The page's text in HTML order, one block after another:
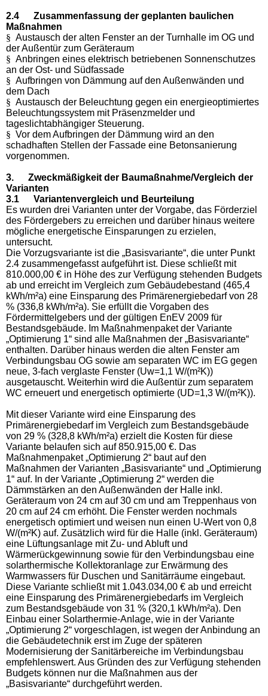
2.4 Zusammenfassung der geplanten baulichen
Maßnahmen
§ Austausch der alten Fenster an der Turnhalle im OG und
der Außentür zum Geräteraum
§ Anbringen eines elektrisch betriebenen Sonnenschutzes
an der Ost- und Südfassade
§ Aufbringen von Dämmung auf den Außenwänden und
dem Dach
§ Austausch der Beleuchtung gegen ein energieoptimiertes
Beleuchtungssystem mit Präsenzmelder und
tageslichtabhängiger Steuerung.
§ Vor dem Aufbringen der Dämmung wird an den
schadhaften Stellen der Fassade eine Betonsanierung
vorgenommen.
3. Zweckmäßigkeit der Baumaßnahme/Vergleich der
Varianten
3.1 Variantenvergleich und Beurteilung
Es wurden drei Varianten unter der Vorgabe, das Förderziel
des Fördergebers zu erreichen und darüber hinaus weitere
mögliche energetische Einsparungen zu erzielen,
untersucht.
Die Vorzugsvariante ist die „Basisvariante“, die unter Punkt
2.4 zusammengefasst aufgeführt ist. Diese schließt mit
810.000,00 € in Höhe des zur Verfügung stehenden Budgets
ab und erreicht im Vergleich zum Gebäudebestand (465,4
kWh/m²a) eine Einsparung des Primärenergiebedarf von 28
% (336,8 kWh/m²a). Sie erfüllt die Vorgaben des
Fördermittelgebers und der gültigen EnEV 2009 für
Bestandsgebäude. Im Maßnahmenpaket der Variante
„Optimierung 1“ sind alle Maßnahmen der „Basisvariante“
enthalten. Darüber hinaus werden die alten Fenster am
Verbindungsbau OG sowie am separaten WC im EG gegen
neue, 3-fach verglaste Fenster (Uw=1,1 W/(m²K))
ausgetauscht. Weiterhin wird die Außentür zum separatem
WC erneuert und energetisch optimierte (UD=1,3 W/(m²K)).
Mit dieser Variante wird eine Einsparung des
Primärenergiebedarf im Vergleich zum Bestandsgebäude
von 29 % (328,8 kWh/m²a) erzielt die Kosten für diese
Variante belaufen sich auf 850.915,00 €. Das
Maßnahmenpaket „Optimierung 2“ baut auf den
Maßnahmen der Varianten „Basisvariante“ und „Optimierung
1“ auf. In der Variante „Optimierung 2“ werden die
Dämmstärken an den Außenwänden der Halle inkl.
Geräteraum von 24 cm auf 30 cm und am Treppenhaus von
20 cm auf 24 cm erhöht. Die Fenster werden nochmals
energetisch optimiert und weisen nun einen U-Wert von 0,8
W/(m²K) auf. Zusätzlich wird für die Halle (inkl. Geräteraum)
eine Lüftungsanlage mit Zu- und Abluft und
Wärmerückgewinnung sowie für den Verbindungsbau eine
solarthermische Kollektoranlage zur Erwärmung des
Warmwassers für Duschen und Sanitärräume eingebaut.
Diese Variante schließt mit 1.043.034,00 € ab und erreicht
eine Einsparung des Primärenergiebedarfs im Vergleich
zum Bestandsgebäude von 31 % (320,1 kWh/m²a). Den
Einbau einer Solarthermie-Anlage, wie in der Variante
„Optimierung 2“ vorgeschlagen, ist wegen der Anbindung an
die Gebäudetechnik erst im Zuge der späteren
Modernisierung der Sanitärbereiche im Verbindungsbau
empfehlenswert. Aus Gründen des zur Verfügung stehenden
Budgets können nur die Maßnahmen aus der
„Basisvariante“ durchgeführt werden.